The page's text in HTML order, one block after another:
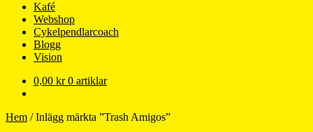
Kafé
Webshop
Cykelpendlarcoach
Blogg
Vision
0,00 kr 0 artiklar
Hem /Inlägg märkta ”Trash Amigos”